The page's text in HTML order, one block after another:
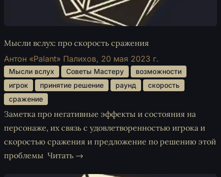
Мысли вслух: про скорость сражения
Антон «Palant» Палихов, 20 мая 2023 г.
Мысли вслух Советы Мастеру
возможности
игрок
принятие решение раунд
скорость
сражение
Заметка про негативные эффекты и состояния на
персонаже, их связь с удовлетворенностью игрока и
скоростью сражения и предложение по решению этой
проблемы Читать →